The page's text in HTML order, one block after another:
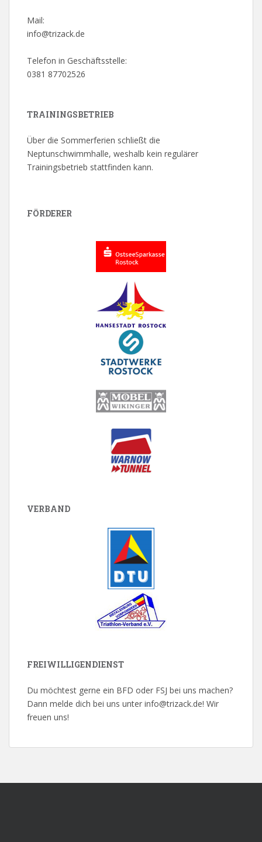
Mail:
info@trizack.de
Telefon in Geschäftsstelle:
0381 87702526
TRAININGSBETRIEB
Über die Sommerferien schließt die
Neptunschwimmhalle, weshalb kein regulärer
Trainingsbetrieb stattfinden kann.
FÖRDERER
VERBAND
FREIWILLIGENDIENST
Du möchtest gerne ein BFD oder FSJ bei uns machen?
Dann melde dich bei uns unter info@trizack.de! Wir
freuen uns!